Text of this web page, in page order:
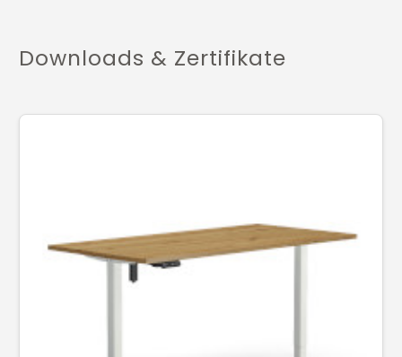
Downloads & Zertifikate